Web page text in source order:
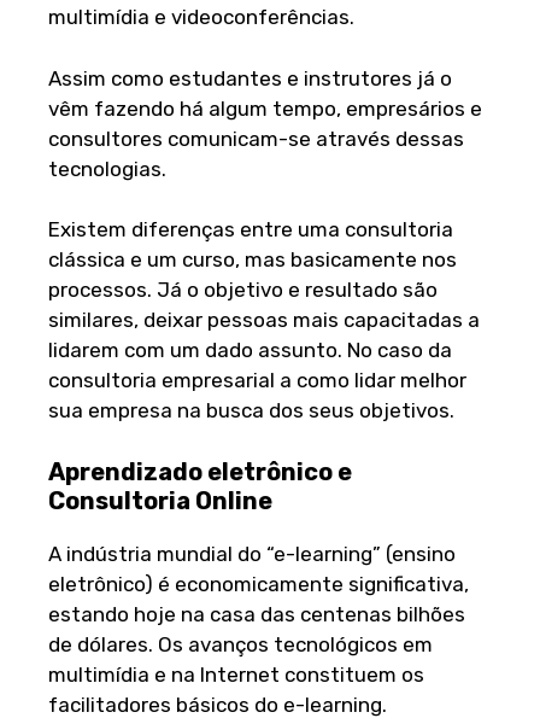
multimídia e videoconferências.
Assim como estudantes e instrutores já o
vêm fazendo há algum tempo, empresários e
consultores comunicam-se através dessas
tecnologias.
Existem diferenças entre uma consultoria
clássica e um curso, mas basicamente nos
processos. Já o objetivo e resultado são
similares, deixar pessoas mais capacitadas a
lidarem com um dado assunto. No caso da
consultoria empresarial a como lidar melhor
sua empresa na busca dos seus objetivos.
Aprendizado eletrônico e
Consultoria Online
A indústria mundial do “e-learning” (ensino
eletrônico) é economicamente significativa,
estando hoje na casa das centenas bilhões
de dólares. Os avanços tecnológicos em
multimídia e na Internet constituem os
facilitadores básicos do e-learning.